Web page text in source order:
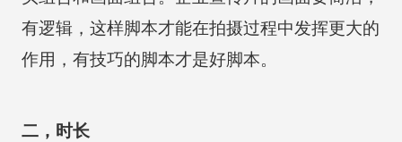
有逻辑，这样脚本才能在拍摄过程中发挥更大的
作用，有技巧的脚本才是好脚本。
二，时长